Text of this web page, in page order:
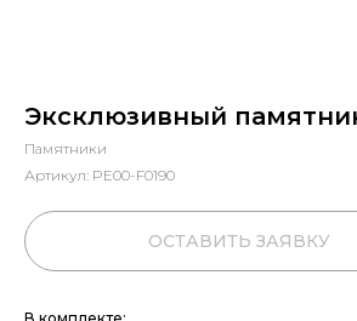
Эксклюзивный
Памятники
Артикул: PE00-F0190
ОСТАВИТЬ ЗАЯВКУ